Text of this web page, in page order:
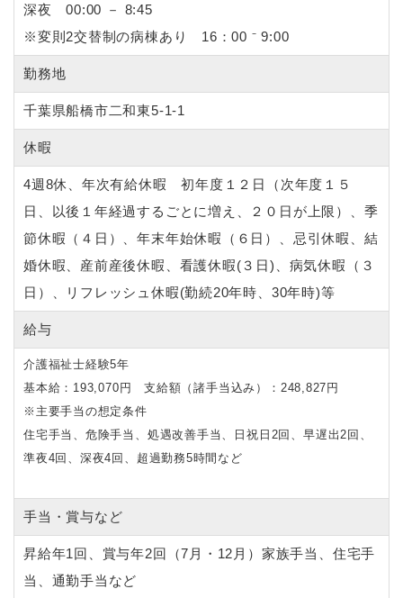
深夜 00:00 － 8:45
※変則2交替制の病棟あり 16：00 ⁻ 9:00
勤務地
千葉県船橋市二和東5-1-1
休暇
4週8休、年次有給休暇 初年度１２日（次年度１５
日、以後１年経過するごとに増え、２０日が上限）、季
節休暇（４日）、年末年始休暇（６日）、忌引休暇、結
婚休暇、産前産後休暇、看護休暇(３日)、病気休暇（３
日）、リフレッシュ休暇(勤続20年時、30年時)等
給与
介護福祉士経験5年
基本給：193,070円 支給額（諸手当込み）：248,827円
※主要手当の想定条件
住宅手当、危険手当、処遇改善手当、日祝日2回、早遅出2回、
準夜4回、深夜4回、超過勤務5時間など
手当・賞与など
昇給年1回、賞与年2回（7月・12月）家族手当、住宅手
当、通勤手当など